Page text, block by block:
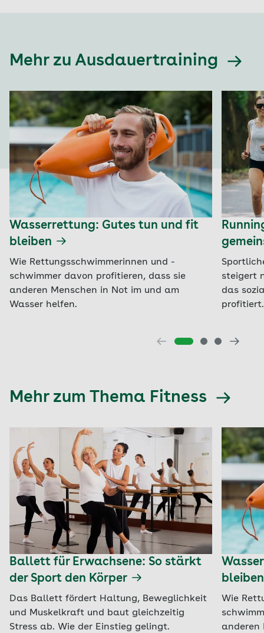
Mehr zu Ausdauertraining
Wasserrettung: Gutes tun und fit
bleiben
Wie Rettungsschwimmerinnen und -
schwimmer davon profitieren, dass sie
anderen Menschen in Not im und am
Wasser helfen.
steigert
das
profitiert.
Mehr zum Thema Fitness
Ballett für Erwachsene: So stärkt
der Sport den Körper
Das Ballett fördert Haltung, Beweglichkeit
und Muskelkraft und baut gleichzeitig
Stress ab. Wie der Einstieg gelingt.
bleiben
Wie
anderen